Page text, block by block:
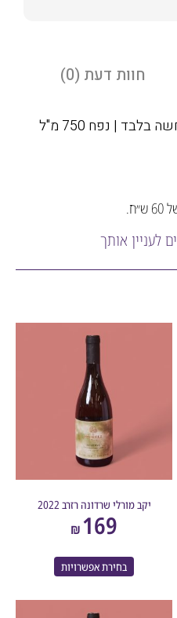
דעת (0)
כשר למהדרין | התמונה להמחשה בלבד | נפח 750 מ"ל
אותך
מורלי שרדונה רזרב 2022
₪
בחירת אפשרויות